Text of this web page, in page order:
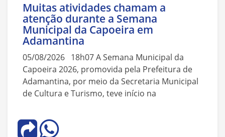
Muitas atividades chamam a
atenção durante a Semana
Municipal da Capoeira em
Adamantina
05/08/2026 18h07 A Semana Municipal da
Capoeira 2026, promovida pela Prefeitura de
Adamantina, por meio da Secretaria Municipal
de Cultura e Turismo, teve início na